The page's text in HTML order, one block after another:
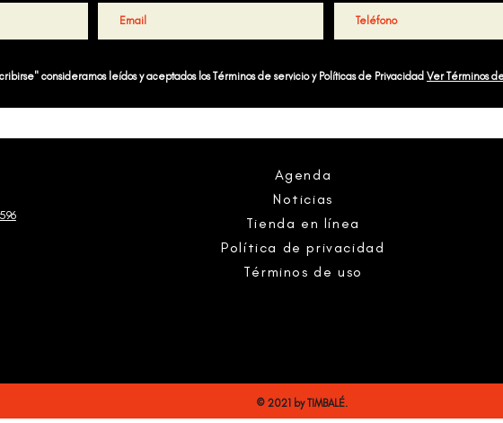
consideramos leídos y aceptados los Términos de servicio y Políticas de Privacidad Ver Términos
Agenda
Noticias
Tienda en línea
Política de privacidad
Términos de uso
© 2021 by TIMBALÉ.